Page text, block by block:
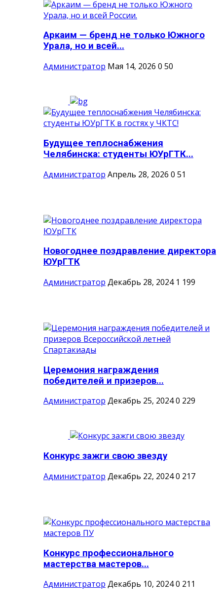
Аркаим — бренд не только Южного
Урала, но и всей...
Администратор Мая 14, 2026 0 50
Будущее теплоснабжения
Челябинска: студенты ЮУрГТК...
Администратор Апрель 28, 2026 0 51
Новогоднее поздравление директора
ЮУрГТК
Администратор Декабрь 28, 2024 1 199
Церемония награждения
победителей и призеров...
Администратор Декабрь 25, 20240 229
Конкурс зажги свою звезду
Администратор Декабрь 22, 20240 217
Конкурс профессионального
мастерства мастеров...
Администратор Декабрь 10, 20240 211